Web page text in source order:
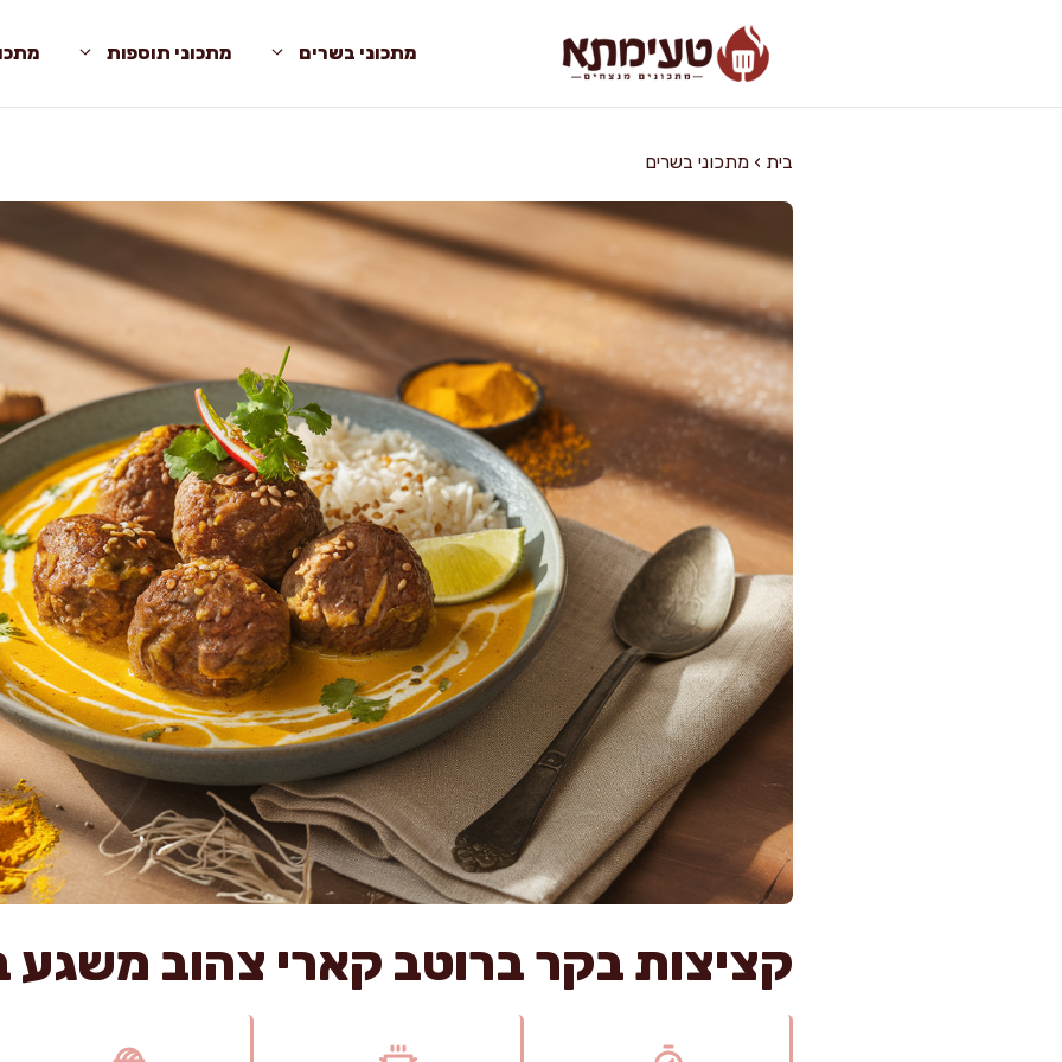
מתכוני בשרים מתכוני תוספות
בית › מתכוני בשרים
קציצות בקר ברוטב קארי צהוב משגע ב-45